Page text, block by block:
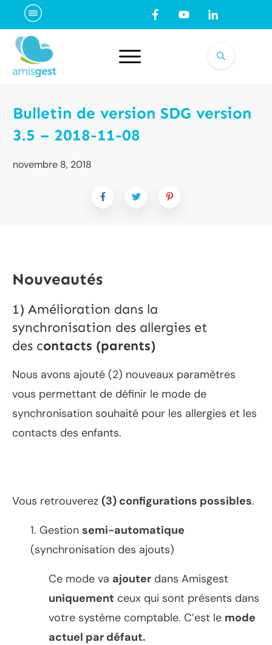
Bulletin de version SDG version
3.5 – 2018-11-08
novembre 8, 2018
Nouveautés
1) Amélioration dans la
synchronisation des allergies et
des contacts (parents)
Nous avons ajouté (2) nouveaux paramètres
vous permettant de définir le mode de
synchronisation souhaité pour les allergies et les
contacts des enfants.
Vous retrouverez (3) configurations possibles.
1. Gestion semi-automatique
(synchronisation des ajouts)
Ce mode va ajouter dans Amisgest
uniquement ceux qui sont présents dans
votre système comptable. C’est le mode
actuel par défaut.